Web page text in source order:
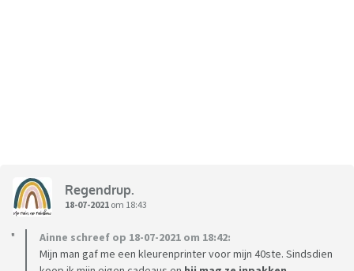
Regendrup.
18-07-2021 om 18:43
Ainne schreef op 18-07-2021 om 18:42:
Mijn man gaf me een kleurenprinter voor mijn 40ste. Sindsdien